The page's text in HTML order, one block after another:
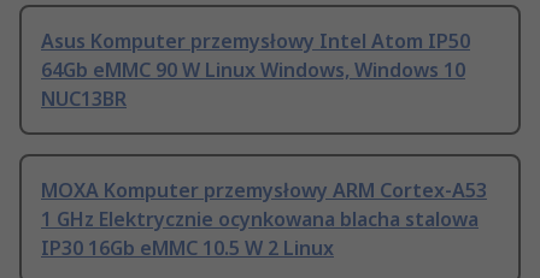
Asus Komputer przemysłowy Intel Atom IP50
64Gb eMMC 90 W Linux Windows, Windows 10
NUC13BR
MOXA Komputer przemysłowy ARM Cortex-A53
1 GHz Elektrycznie ocynkowana blacha stalowa
IP30 16Gb eMMC 10.5 W 2 Linux